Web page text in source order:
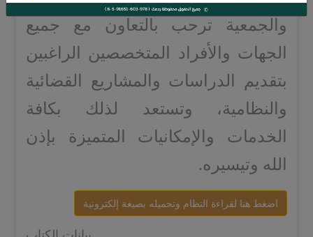
والجمعية ترحب بالتعاون مع جميع
الجهات والأفراد المتخصصين الراغبين
بتقديم الدراسات والمشاريع القضائية
والنظامية، وتستعد لذلك بكافة
الخدمات والإمكانيات المتميزة بإذن
الله وتيسيره.
اضغط هنا لقراءة النظام وتحميله بصيغة إلكترونية